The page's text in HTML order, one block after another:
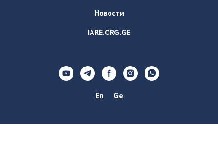
Новости
IARE.ORG.GE
En Ge